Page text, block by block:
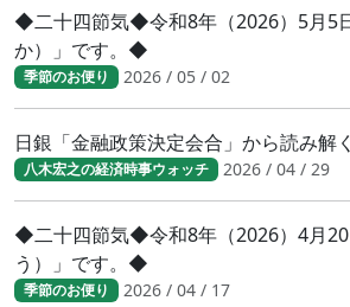
◆二十四節気◆令和8年（2026）5月5
か）」です。◆
季節のお便り 2026 / 05 / 02
日銀「金融政策決定会合」から読み解
八木宏之の経済時事ウォッチ 2026 / 04 / 29
◆二十四節気◆令和8年（2026）4月20
う）」です。◆
季節のお便り 2026 / 04 / 17